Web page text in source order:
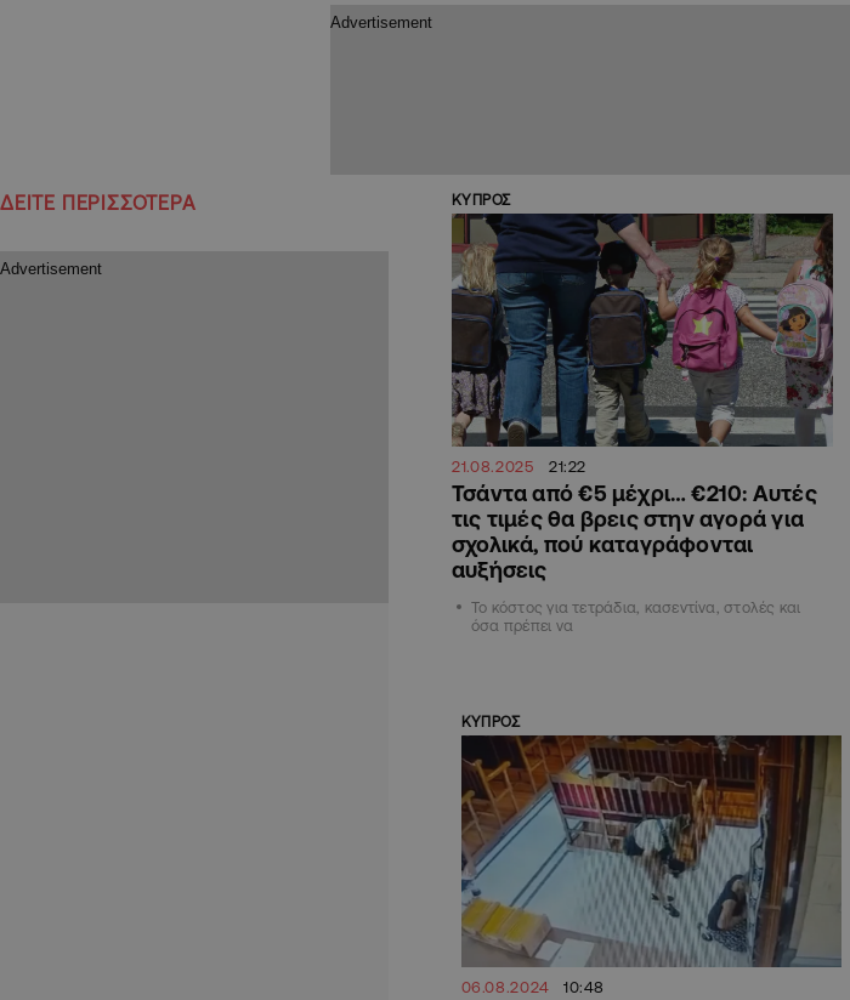
ΔΕΙΤΕ ΠΕΡΙΣΣΟΤΕΡΑ ΚΥΠΡΟΣ
21.08.2025 21:22
Τσάντα από €5 μέχρι… €210: Αυτές
τις τιμές θα βρεις στην αγορά για
σχολικά, πού καταγράφονται
αυξήσεις
Το κόστος για τετράδια, κασεντίνα, στολές και
όσα πρέπει να
ΚΥΠΡΟΣ
06.08.2024 10:48